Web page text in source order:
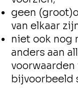
geen
van elkaar
niet ook nog
anders aan
bijvoorbeeld